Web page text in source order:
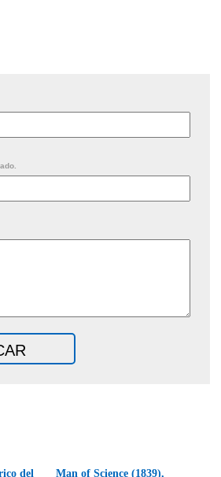
del Man of Science (1839),